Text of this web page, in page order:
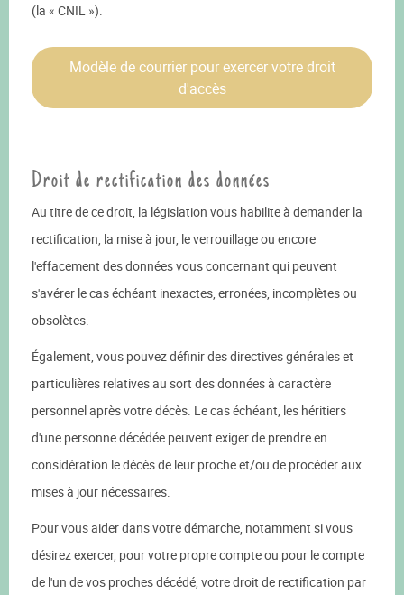
(la « CNIL »).
Modèle de courrier pour exercer votre droit
d'accès
Droit de rectification des données
Au titre de ce droit, la législation vous habilite à demander la
rectification, la mise à jour, le verrouillage ou encore
l'effacement des données vous concernant qui peuvent
s'avérer le cas échéant inexactes, erronées, incomplètes ou
obsolètes.
Également, vous pouvez définir des directives générales et
particulières relatives au sort des données à caractère
personnel après votre décès. Le cas échéant, les héritiers
d'une personne décédée peuvent exiger de prendre en
considération le décès de leur proche et/ou de procéder aux
mises à jour nécessaires.
Pour vous aider dans votre démarche, notamment si vous
désirez exercer, pour votre propre compte ou pour le compte
de l'un de vos proches décédé, votre droit de rectification par